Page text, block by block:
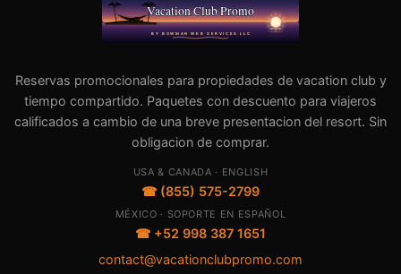
Reservas promocionales para propiedades de vacation club y
tiempo compartido. Paquetes con descuento para viajeros
calificados a cambio de una breve presentacion del resort. Sin
obligacion de comprar.
USA & CANADA · ENGLISH
☎ (855) 575-2799
MÉXICO · SOPORTE EN ESPAÑOL
☎ +52 998 387 1651
contact@vacationclubpromo.com